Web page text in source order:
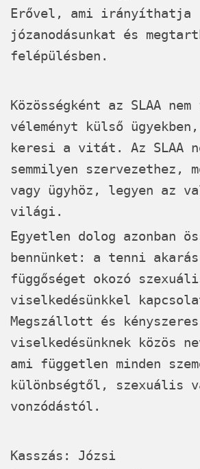
Erővel, ami irányíthatja
józanodásunkat és
felépülésben.
Közösségként az SLAA
véleményt külső
keresi a vitát. Az SLAA
semmilyen szervezethez,
vagy ügyhöz, legyen az
világi.
Egyetlen dolog azonban
bennünket: a tenni akarás
függőséget okozó
viselkedésünkkel
Megszállott és kényszeres
viselkedésünknek közös
ami független minden
különbségtől, szexuális
vonzódástól.
Kasszás: Józsi